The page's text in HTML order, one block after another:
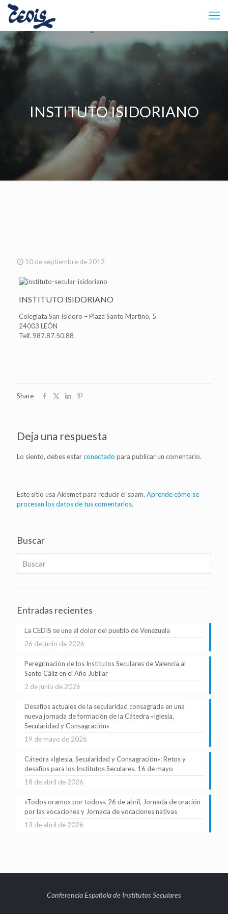
INSTITUTO ISIDORIANO
10 de septiembre de 2012
INSTITUTO ISIDORIANO
Colegiata San Isidoro – Plaza Santo Martino, 5
24003 LEÓN
Telf. 987.87.50.88
Share
Deja una respuesta
Lo siento, debes estarconectado para publicar un comentario.
Este sitio usa Akismet para reducir el spam. Aprende cómo se
procesan los datos de tus comentarios.
Buscar
Entradas recientes
La CEDIS se une al dolor del pueblo de Venezuela
26 de junio de 2026
Peregrinación de los Institutos Seculares de Valencia al
Santo Cáliz en el Año Jubilar
2 de junio de 2026
Desafíos actuales de la secularidad consagrada en una
nueva jornada de formación de la Cátedra «Iglesia,
Secularidad y Consagración»
19 de mayo de 2026
Cátedra «Iglesia, Secularidad y Consagración»: Retos y
desafíos para los Institutos Seculares. 16 de mayo
18 de abril de 2026
«Todos oramos por todos». 26 de abril, Jornada de oración
por las vocaciones y Jornada de vocaciones nativas
13 de abril de 2026
Conferencia Española de Institutos Seculares